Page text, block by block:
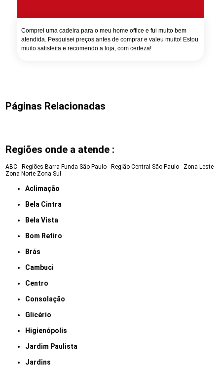
Comprei uma cadeira para o meu home office e fui muito bem
atendida. Pesquisei preços antes de comprar e valeu muito! Estou
muito satisfeita e recomendo a loja, com certeza!
Páginas Relacionadas
Regiões onde a atende :
ABC - Regiões Barra Funda São Paulo - Região Central São Paulo - Zona Leste
Zona Norte Zona Sul
Aclimação
Bela Cintra
Bela Vista
Bom Retiro
Brás
Cambuci
Centro
Consolação
Glicério
Higienópolis
Jardim Paulista
Jardins